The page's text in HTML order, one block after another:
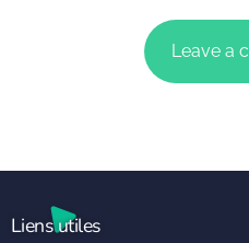
Liens utiles